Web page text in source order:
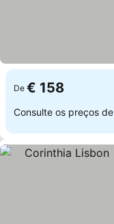
De € 158
Consulte os preços de